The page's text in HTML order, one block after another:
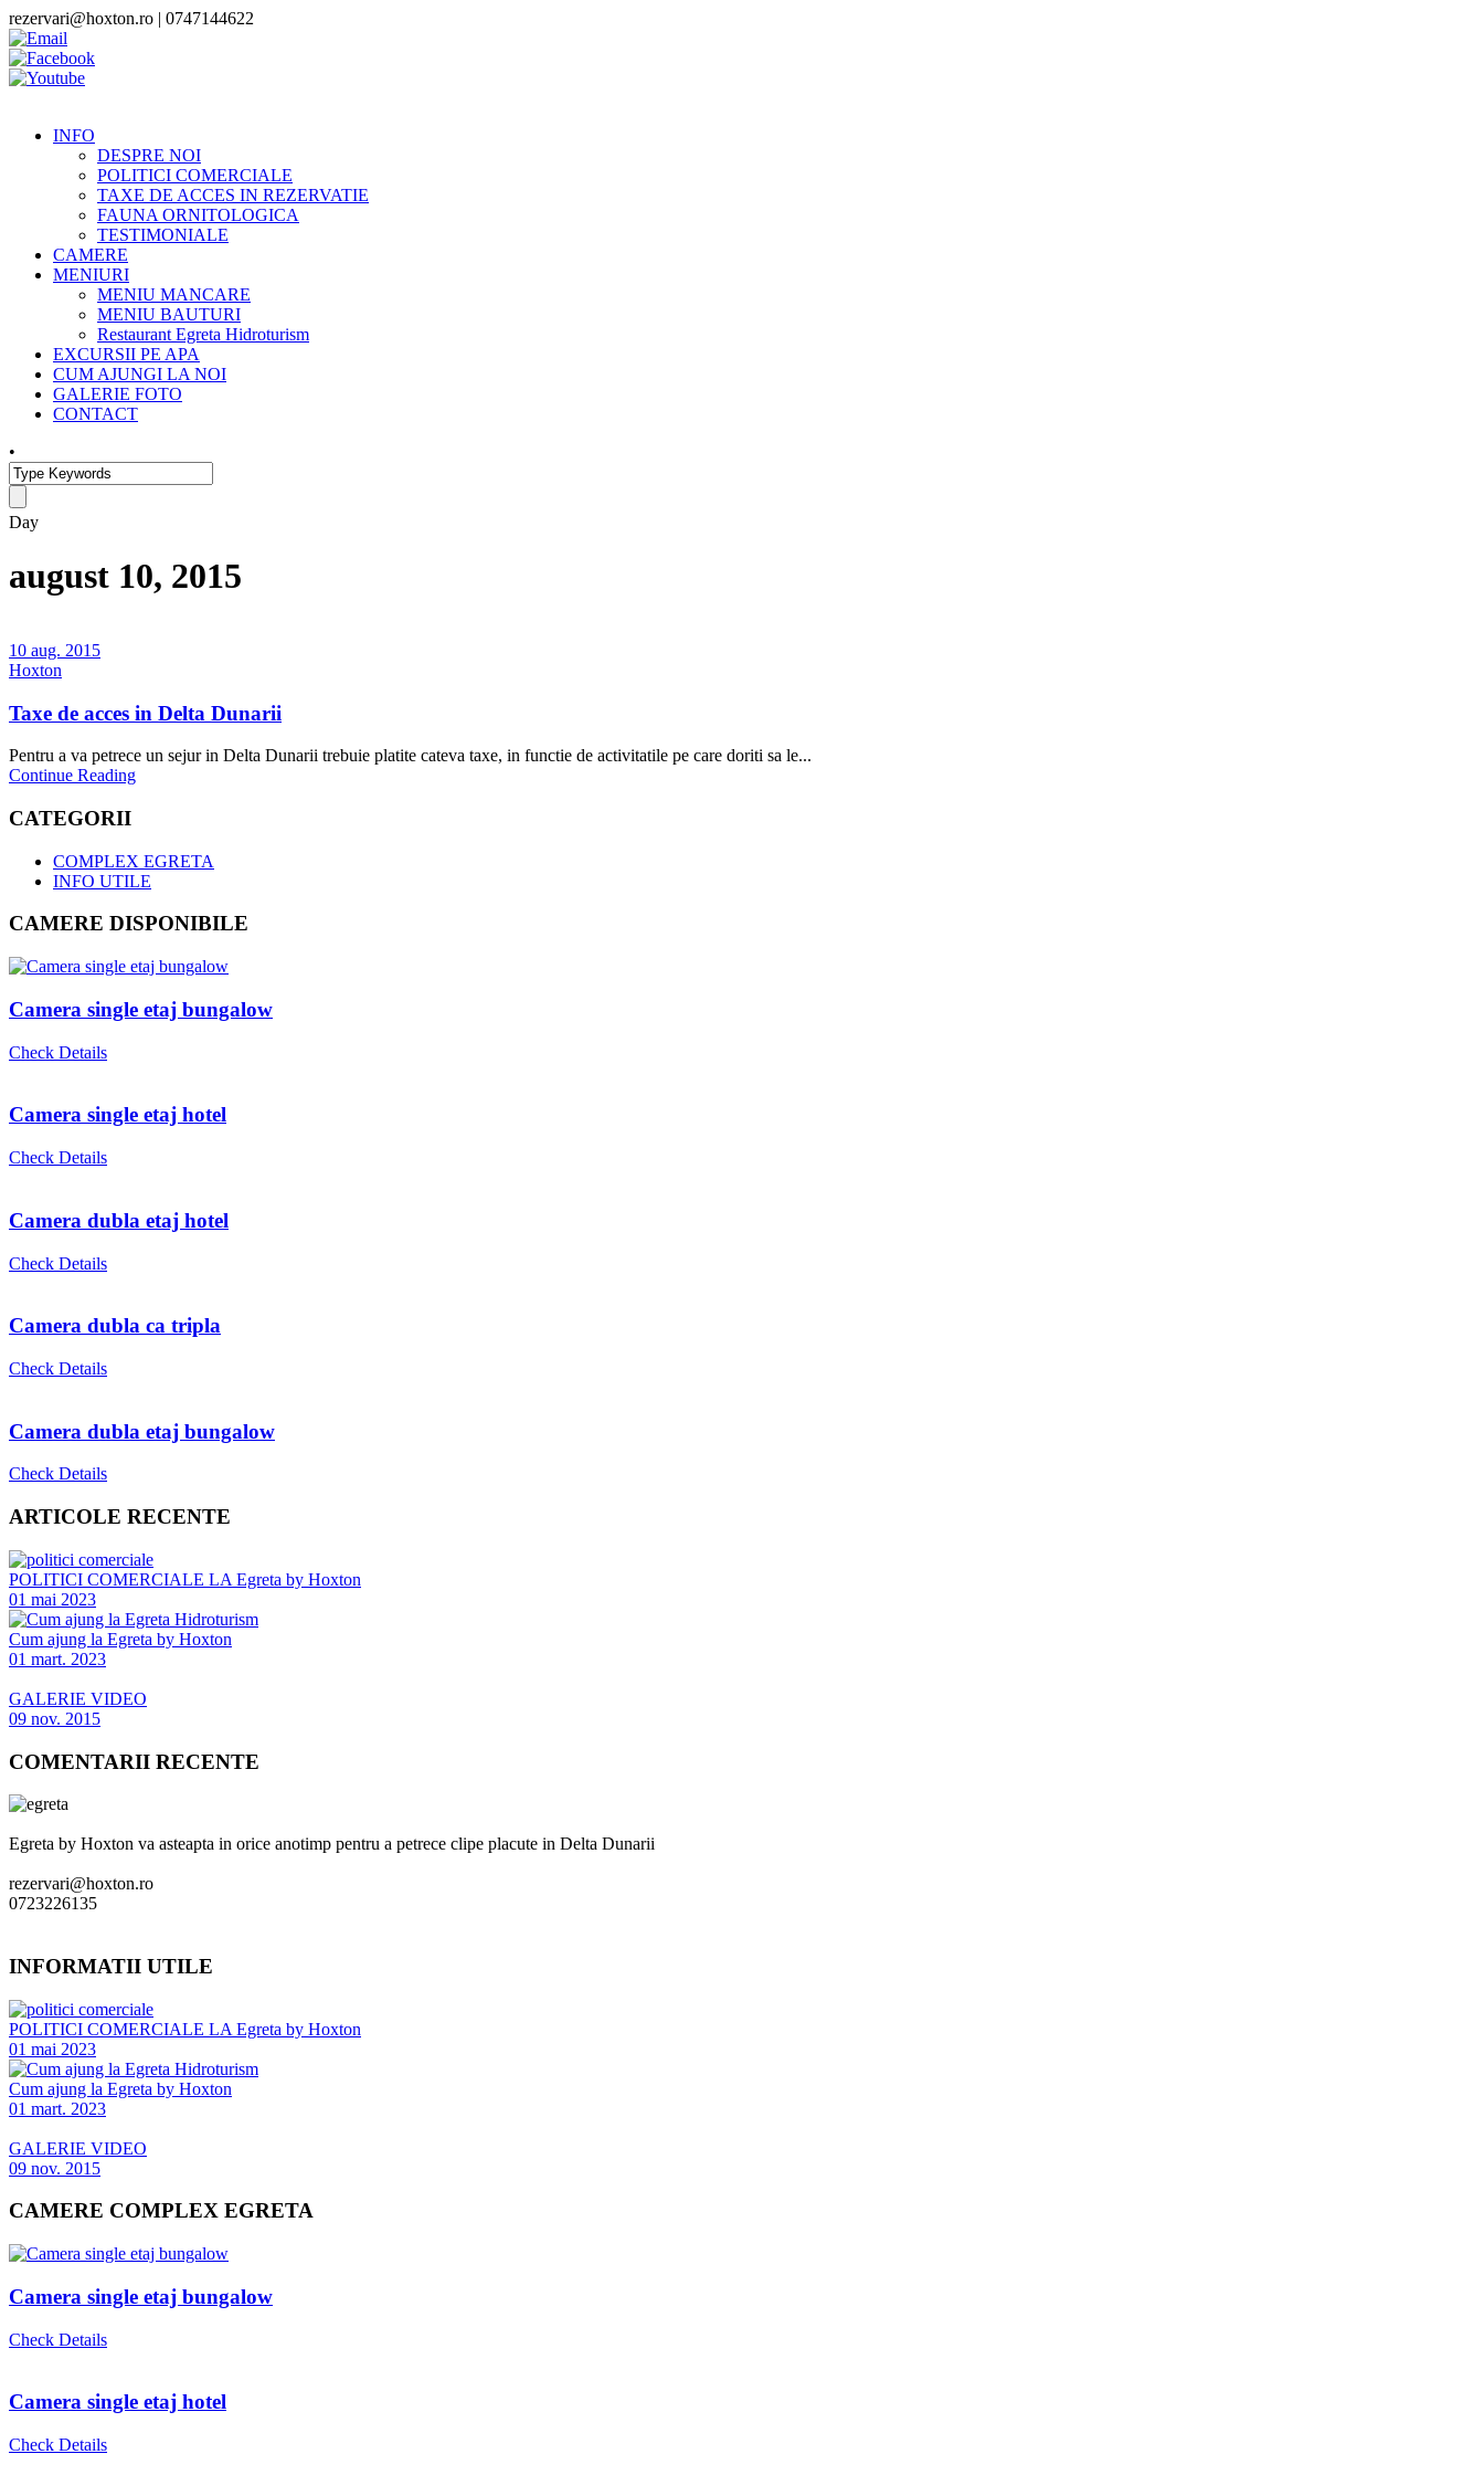
rezervari@hoxton.ro | 0747144622
INFO
DESPRE NOI
POLITICI COMERCIALE
TAXE DE ACCES IN REZERVATIE
FAUNA ORNITOLOGICA
TESTIMONIALE
CAMERE
MENIURI
MENIU MANCARE
MENIU BAUTURI
Restaurant Egreta Hidroturism
EXCURSII PE APA
CUM AJUNGI LA NOI
GALERIE FOTO
CONTACT
•
Day
august 10, 2015
10 aug. 2015
Hoxton
Taxe de acces in Delta Dunarii
Pentru a va petrece un sejur in Delta Dunarii trebuie platite cateva taxe, in functie de activitatile pe care doriti sa le...
Continue Reading
CATEGORII
COMPLEX EGRETA
INFO UTILE
CAMERE DISPONIBILE
Camera single etaj bungalow
Check Details
Camera single etaj hotel
Check Details
Camera dubla etaj hotel
Check Details
Camera dubla ca tripla
Check Details
Camera dubla etaj bungalow
Check Details
ARTICOLE RECENTE
POLITICI COMERCIALE LA Egreta by Hoxton
01 mai 2023
Cum ajung la Egreta by Hoxton
01 mart. 2023
GALERIE VIDEO
09 nov. 2015
COMENTARII RECENTE
Egreta by Hoxton va asteapta in orice anotimp pentru a petrece clipe placute in Delta Dunarii
rezervari@hoxton.ro
0723226135
INFORMATII UTILE
POLITICI COMERCIALE LA Egreta by Hoxton
01 mai 2023
Cum ajung la Egreta by Hoxton
01 mart. 2023
GALERIE VIDEO
09 nov. 2015
CAMERE COMPLEX EGRETA
Camera single etaj bungalow
Check Details
Camera single etaj hotel
Check Details